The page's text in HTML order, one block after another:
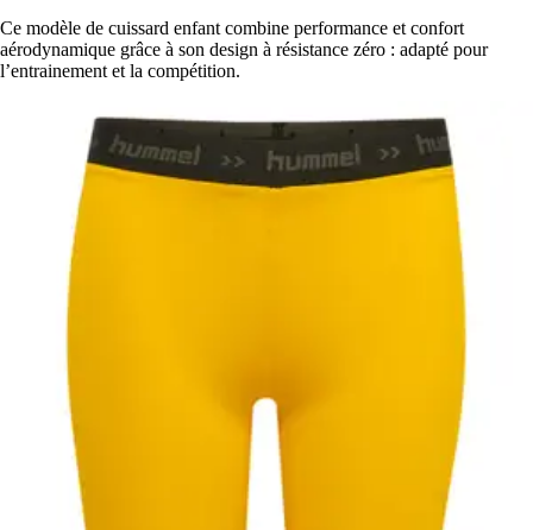
Ce modèle de cuissard enfant combine performance et confort
aérodynamique grâce à son design à résistance zéro : adapté pour
l’entrainement et la compétition.